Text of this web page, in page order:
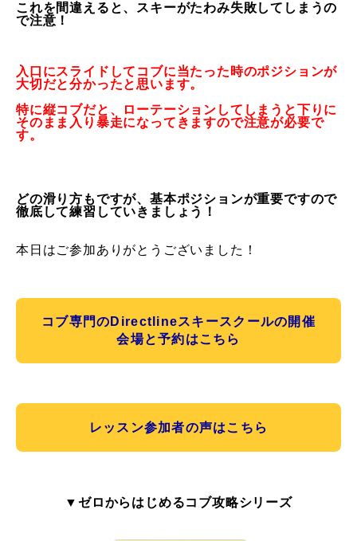
これを間違えると、スキーがたわみ失敗してしまうの
で注意！
入口にスライドしてコブに当たった時のポジションが
大切だと分かったと思います。
特に縦コブだと、
ローテーションしてしまうと下りに
そのまま入り暴走になってきますので注意が必要で
す。
どの滑り方もですが、 基本ポジションが重要ですので
徹底して練習していきましょう！
本日はご参加ありがとうございました！
コブ専門のDirectlineスキースクールの開催
会場と予約はこちら
レッスン参加者の声はこちら
▼ゼロからはじめるコブ攻略シリーズ